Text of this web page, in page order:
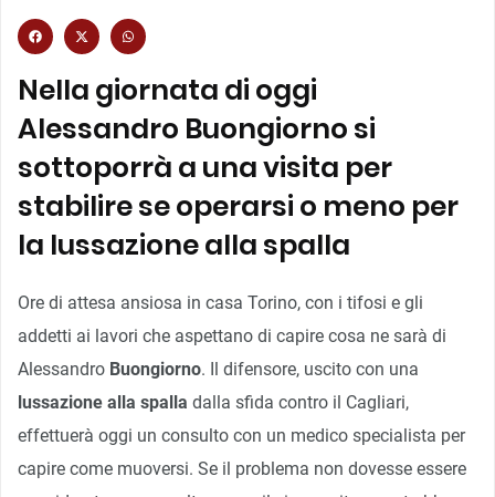
Nella giornata di oggi
Alessandro Buongiorno si
sottoporrà a una visita per
stabilire se operarsi o meno per
la lussazione alla spalla
Ore di attesa ansiosa in casa Torino, con i tifosi e gli
addetti ai lavori che aspettano di capire cosa ne sarà di
Alessandro Buongiorno. Il difensore, uscito con una
lussazione alla spalla dalla sfida contro il Cagliari,
effettuerà oggi un consulto con un medico specialista per
capire come muoversi. Se il problema non dovesse essere